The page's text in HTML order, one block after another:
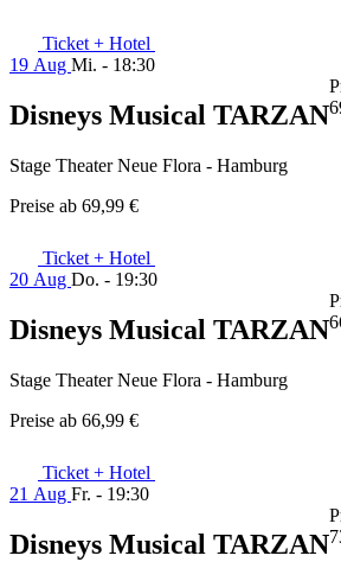
Ticket + Hotel
19 Aug Mi. - 18:30
Disneys Musical TARZAN
Stage Theater Neue Flora - Hamburg
Preise ab 69,99 €
Ticket + Hotel
20 Aug Do. - 19:30
Disneys Musical TARZAN
Stage Theater Neue Flora - Hamburg
Preise ab 66,99 €
Ticket + Hotel
21 Aug Fr. - 19:30
Disneys Musical TARZAN